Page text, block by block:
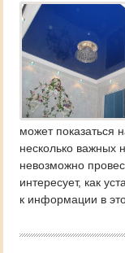
может показаться
несколько важных
невозможно
интересует, как
к информации в